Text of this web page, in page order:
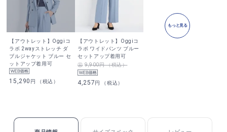
【アウトレット】Oggiコ
ラボ 2wayストレッチ ダ
ブルジャケット ブルー セ
ットアップ着用可
15,290 円 （税込）
【アウトレット】Oggiコ
ラボ ワイドパンツ ブルー
セットアップ着用可
9,900円 （税込）
4,257円 （税込）
もっと見る